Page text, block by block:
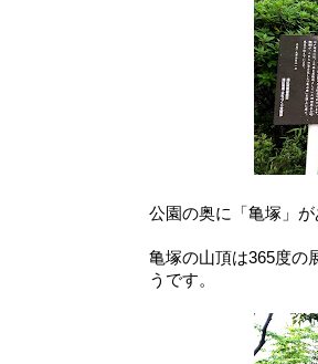
公園の奥に「亀塚」
亀塚の山頂は365度の
うです。